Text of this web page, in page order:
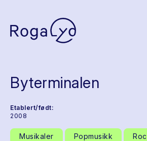
Byterminalen
Etablert/født:
2008
Musikaler Popmusikk